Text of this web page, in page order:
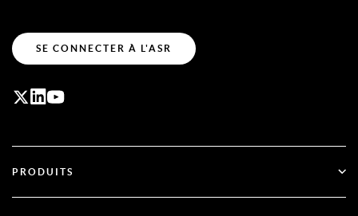
SE CONNECTER À L'ASR
PRODUITS